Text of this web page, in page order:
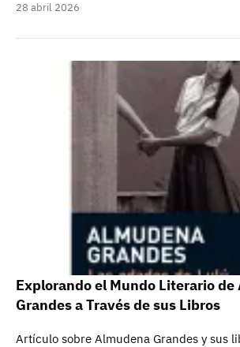
28 abril 2026
Explorando el Mundo Literario de
Grandes a Través de sus Libros
Artículo sobre Almudena Grandes y sus